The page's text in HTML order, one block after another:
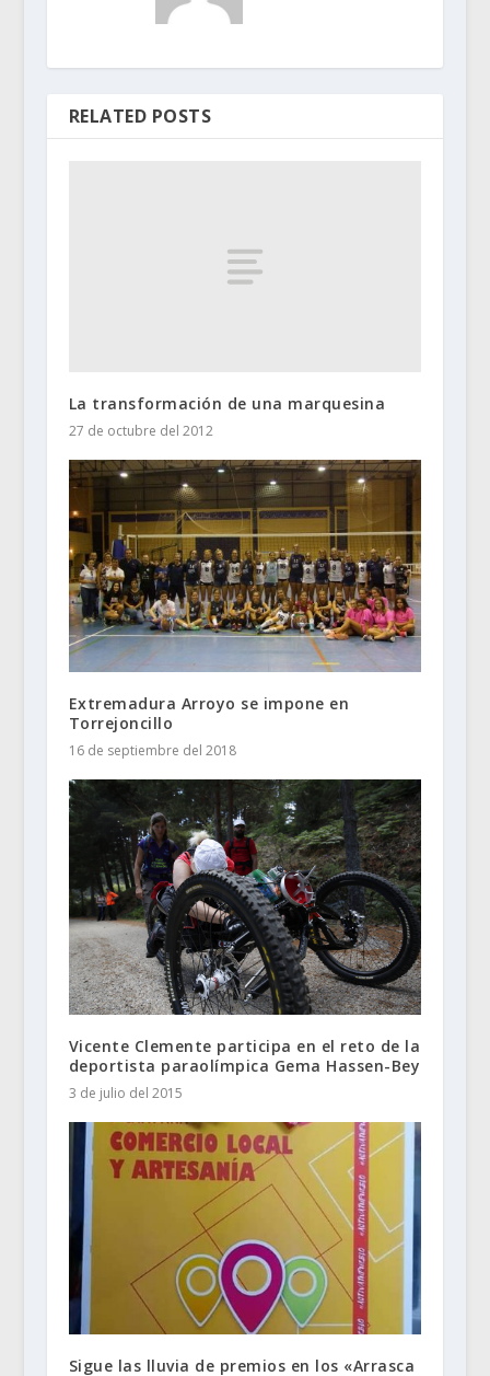
RELATED POSTS
La transformación de una marquesina
27 de octubre del 2012
Extremadura Arroyo se impone en
Torrejoncillo
16 de septiembre del 2018
Vicente Clemente participa en el reto de la
deportista paraolímpica Gema Hassen-Bey
3 de julio del 2015
Sigue las lluvia de premios en los «Arrasca